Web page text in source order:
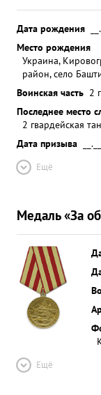
Дата рождения
Место рождения
Украина,
район, село
Воинская часть 2
Последнее место
2 гвардейская
Дата призыва
Ещё
Медаль «За
Ещё